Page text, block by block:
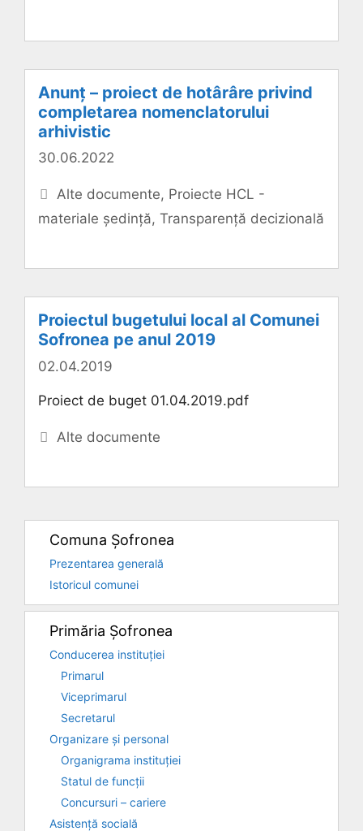
Anunț – proiect de hotârâre privind
completarea nomenclatorului
arhivistic
30.06.2022
Categorii
Alte documente, Proiecte HCL -
materiale ședință, Transparență decizională
Proiectul bugetului local al Comunei
Sofronea pe anul 2019
02.04.2019
Proiect de buget 01.04.2019.pdf
Categorii
Alte documente
Comuna Șofronea
Prezentarea generală
Istoricul comunei
Primăria Șofronea
Conducerea instituției
Primarul
Viceprimarul
Secretarul
Organizare și personal
Organigrama instituției
Statul de funcții
Concursuri – cariere
Asistență socială